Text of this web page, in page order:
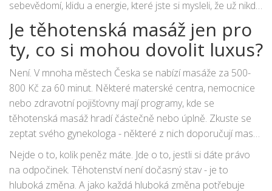
sebevědomí, klidu a energie, které jste si mysleli, že už nikdy
nezískáte.
Je těhotenská masáž jen pro
ty, co si mohou dovolit luxus?
Není. V mnoha městech Česka se nabízí masáže za 500-
800 Kč za 60 minut. Některé materské centra, nemocnice
nebo zdravotní pojišťovny mají programy, kde se
těhotenská masáž hradí částečně nebo úplně. Zkuste se
zeptat svého gynekologa - některé z nich doporučují masáž
jako součást podpory těhotenství. Některé ženy se spojí
do skupin a objednávají masáže společně - cena se tak
snižuje. A pokud si nemůžete dovolit profesionální masáž,
Nejde o to, kolik peněz máte. Jde o to, jestli si dáte právo
na odpočinek. Těhotenství není dočasný stav - je to
hluboká změna. A jako každá hluboká změna potřebuje